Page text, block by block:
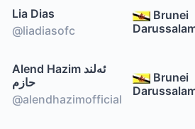
Lia Dias
@liadiasofc
Brunei
Alend Hazim ئەلند
حازم
@alendhazimofficial
Brunei